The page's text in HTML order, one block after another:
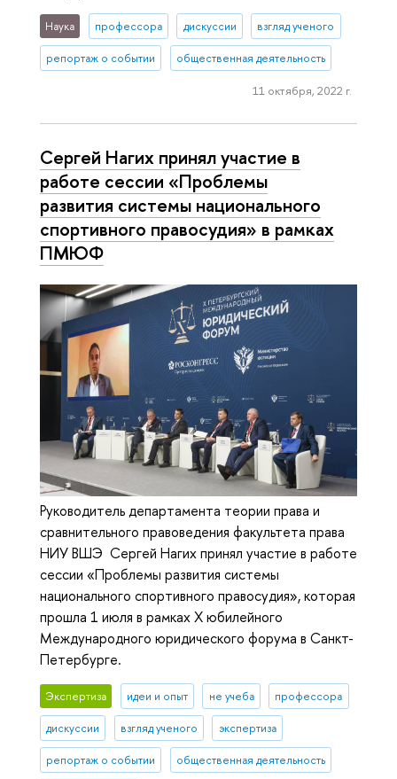
Наука профессора дискуссии взгляд ученого
репортаж о событии общественная деятельность
11 октября, 2022 г.
Сергей Нагих принял участие в
работе сессии «Проблемы
развития системы национального
спортивного правосудия» в рамках
ПМЮФ
Руководитель департамента теории права и
сравнительного правоведения факультета права
НИУ ВШЭ Сергей Нагих принял участие в работе
сессии «Проблемы развития системы
национального спортивного правосудия», которая
прошла 1 июля в рамках X юбилейного
Международного юридического форума в Санкт-
Петербурге.
Экспертиза идеи и опыт не учеба профессора
дискуссии взгляд ученого экспертиза
репортаж о событии общественная деятельность